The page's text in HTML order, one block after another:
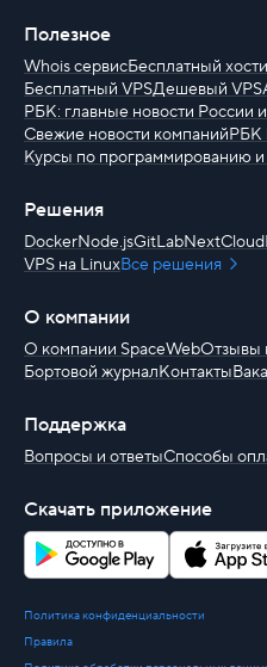
Полезное
Whois сервисБесплатный
Бесплатный VPSДешевый VPS
РБК: главные новости России
Свежие новости компанийРБК
Курсы по программированию и
Решения
DockerNode.jsGitLabNextCloud
VPS на LinuxВсе решения
О компании
О компании SpaceWebОтзывы
Бортовой журналКонтакты
Поддержка
Вопросы и ответыСпособы
Скачать приложение
Политика конфиденциальности
Правила